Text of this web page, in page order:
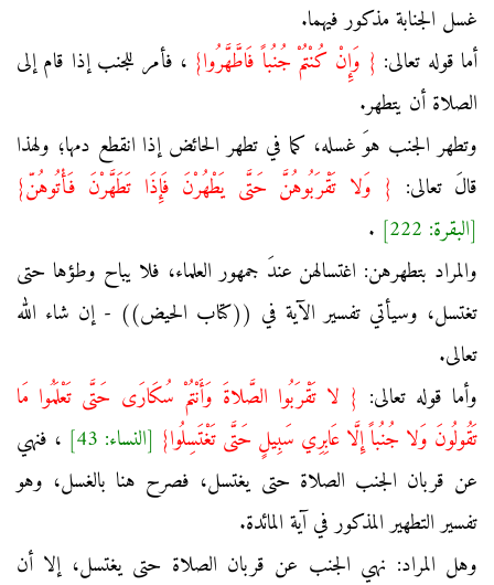
غسل الجنابة مذكور فيهما.
أما قوله تعالى: { وَإِنْ كُنْتُمْ جُنُباً فَاطَّهَّرُوا} ، فأمر للجنب إذا قام إلى
الصلاة أن يتطهر.
وتطهر الجنب هوَ غسله، كما في تطهر الحائض إذا انقطع دمها؛ ولهذا
قالَ تعالى: { وَلا تَقْرَبُوهُنَّ حَتَّى يَطْهُرْنَ فَإِذَا تَطَهَّرْنَ فَأْتُوهُنّ}
[البقرة: 222]
.
والمراد بتطهرهن: اغتسالهن عندَ جمهور العلماء، فلا يباح وطؤها حتى
تغتسل، وسيأتي تفسير الآية في ((كتاب الحيض)) - إن شاء الله
تعالى.
وأما قوله تعالى: { لا تَقْرَبُوا الصَّلاةَ وَأَنْتُمْ سُكَارَى حَتَّى تَعْلَمُوا مَا
تَقُولُونَ وَلا جُنُباً إِلَّا عَابِرِي سَبِيلٍ حَتَّى تَغْتَسِلُوا} [النساء: 43]
، فنهي
عن قربان الجنب الصلاة حتى يغتسل، فصرح هنا بالغسل، وهو
تفسير التطهير المذكور في آية المائدة.
وهل المراد: نهي الجنب عن قربان الصلاة حتى يغتسل، إلا أن